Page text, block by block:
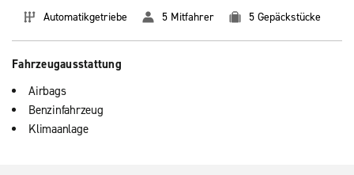
Automatikgetriebe 5 Mitfahrer 5 Gepäckstücke
Fahrzeugausstattung
Airbags
Benzinfahrzeug
Klimaanlage